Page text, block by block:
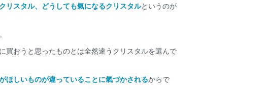
リスタル、どうしても氣になるクリスタルというのが
買おうと思ったものとは全然違うクリスタルを選んで
ほしいものが違っていることに氣づかされるからで